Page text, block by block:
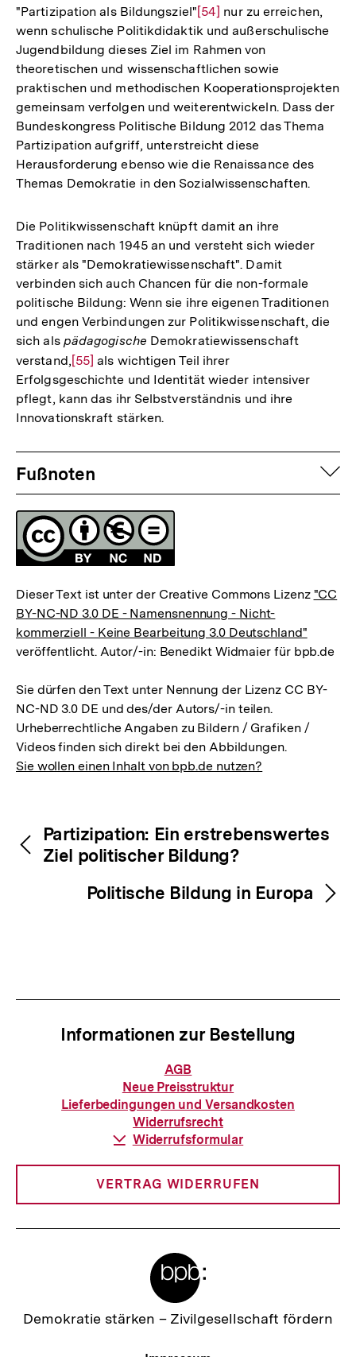
Auflösung
der
Fußnote
"Partizipation als Bildungsziel"Zur
Auflösung
der
Fußnote
[54] nur zu erreichen,
wenn schulische Politikdidaktik und außerschulische
Jugendbildung dieses Ziel im Rahmen von
theoretischen und wissenschaftlichen sowie
praktischen und methodischen Kooperationsprojekten
gemeinsam verfolgen und weiterentwickeln. Dass der
Bundeskongress Politische Bildung 2012 das Thema
Partizipation aufgriff, unterstreicht diese
Herausforderung ebenso wie die Renaissance des
Themas Demokratie in den Sozialwissenschaften.
Die Politikwissenschaft knüpft damit an ihre
Traditionen nach 1945 an und versteht sich wieder
stärker als "Demokratiewissenschaft". Damit
verbinden sich auch Chancen für die non-formale
politische Bildung: Wenn sie ihre eigenen Traditionen
und engen Verbindungen zur Politikwissenschaft, die
sich als pädagogische Demokratiewissenschaft
verstand,Zur
Auflösung
der
Fußnote
[55] als wichtigen Teil ihrer
Erfolgsgeschichte und Identität wieder intensiver
pflegt, kann das ihr Selbstverständnis und ihre
Innovationskraft stärken.
Fussnoten
Fußnoten
Lizenz
Dieser Text ist unter der Creative Commons Lizenz "CC
BY-NC-ND 3.0 DE - Namensnennung - Nicht-
kommerziell - Keine Bearbeitung 3.0 Deutschland"
veröffentlicht. Autor/-in: Benedikt Widmaier für bpb.de
Sie dürfen den Text unter Nennung der Lizenz CC BY-
NC-ND 3.0 DE und des/der Autors/-in teilen.
Urheberrechtliche Angaben zu Bildern / Grafiken /
Videos finden sich direkt bei den Abbildungen.
Sie wollen einen Inhalt von bpb.de nutzen?
Inhaltsnavigation
Inhaltsnavigation
Partizipation: Ein erstrebenswertes
Ziel politischer Bildung?
Politische Bildung in Europa
Informationen zur Bestellung
Informationen
zur
Bestellung
AGB
Neue Preisstruktur
Lieferbedingungen und Versandkosten
Widerrufsrecht
Download-
Widerrufsformular
VERTRAG WIDERRUFEN
Zur
Demokratie stärken – Zivilgesellschaft fördern